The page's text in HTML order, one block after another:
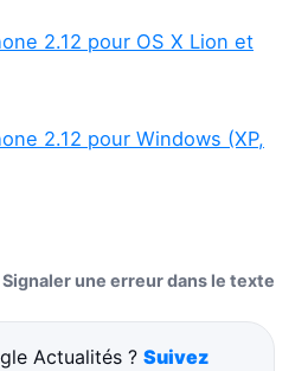
2.12 pour OS X Lion et
2.12 pour Windows (XP,
Signaler une erreur dans le texte
Actualités ? Suivez